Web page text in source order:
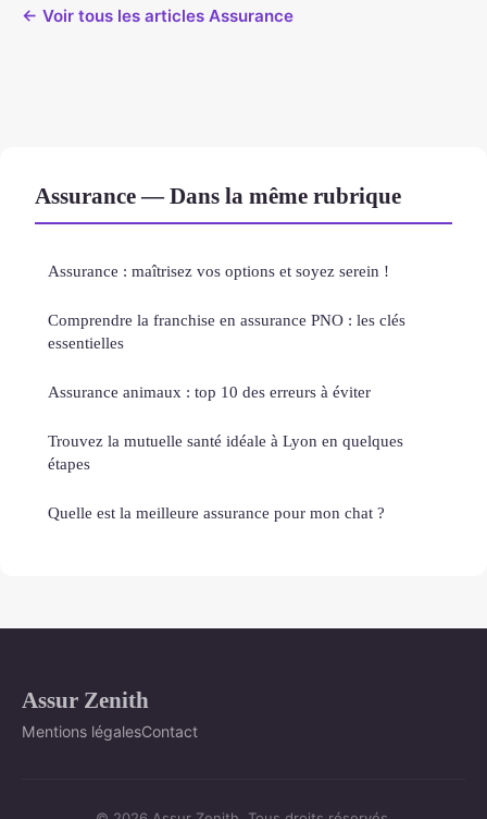
← Voir tous les articles Assurance
Assurance — Dans la même rubrique
Assurance : maîtrisez vos options et soyez serein !
Comprendre la franchise en assurance PNO : les clés
essentielles
Assurance animaux : top 10 des erreurs à éviter
Trouvez la mutuelle santé idéale à Lyon en quelques
étapes
Quelle est la meilleure assurance pour mon chat ?
Assur Zenith
Mentions légalesContact